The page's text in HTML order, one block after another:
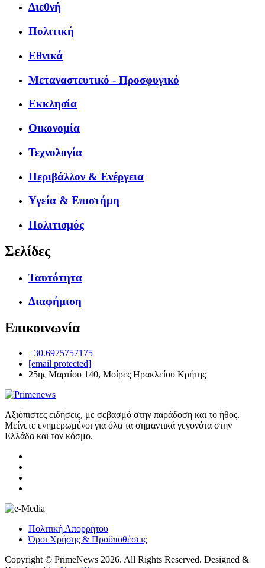
Διεθνή
Πολιτική
Εθνικά
Μεταναστευτικό - Προσφυγικό
Εκκλησία
Οικονομία
Τεχνολογία
Περιβάλλον & Ενέργεια
Υγεία & Επιστήμη
Πολιτισμός
Σελίδες
Ταυτότητα
Διαφήμιση
Επικοινωνία
+30.6975757175
[email protected]
25ης Μαρτίου 140, Μοίρες Ηρακλείου Κρήτης
Αξιόπιστες ειδήσεις, με σεβασμό στην παράδοση και το ήθος.
Μείνετε ενημερωμένοι για όλα τα σημαντικά γεγονότα στην
Ελλάδα και τον κόσμο.
Πολιτική Απορρήτου
Όροι Χρήσης & Προϋποθέσεις
Copyright © PrimeNews 2026. All Rights Reserved. Designed &